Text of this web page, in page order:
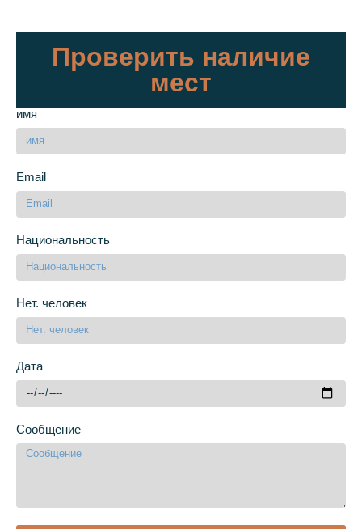
Проверить наличие
мест
имя
Email
Национальность
Нет. человек
Дата
Сообщение